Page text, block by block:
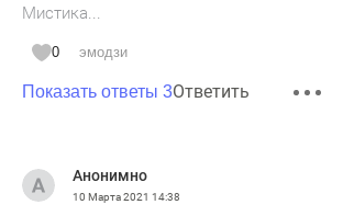
Мистика...
0 эмодзи
Показать ответы 3Ответить
Анонимно
10 Марта 2021 14:38